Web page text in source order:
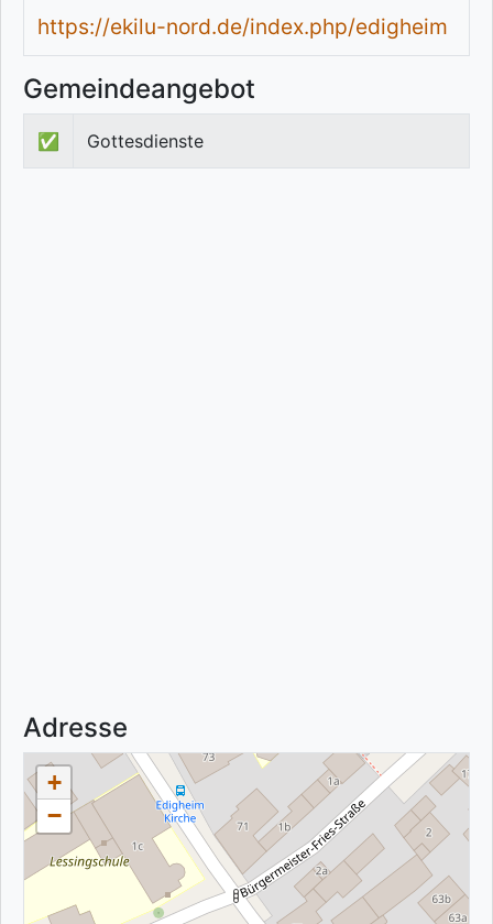
https://ekilu-nord.de/index.php/edigheim
Gemeindeangebot
✅ Gottesdienste
Adresse
+
−